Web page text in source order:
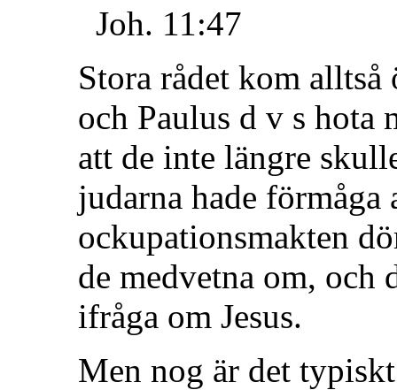
Joh. 11:47
Stora rådet kom alltså
och Paulus d v s hota
att de inte längre
judarna hade förmåga
ockupationsmakten
de medvetna om, och
ifråga om Jesus.
Men nog är det